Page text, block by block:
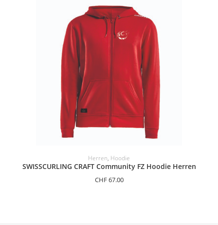
OPTIONEN AUSWÄHLEN
Herren, Hoodie
SWISSCURLING CRAFT Community FZ Hoodie Herren
CHF67.00